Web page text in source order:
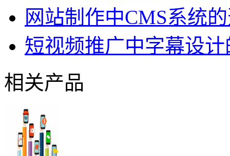
网站制作中CMS系统
短视频推广中字幕设
相关产品